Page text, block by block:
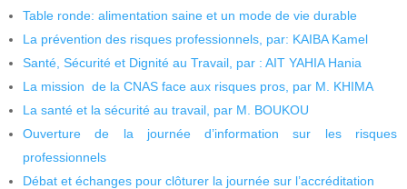
Table ronde: alimentation saine et un mode de vie durable
La prévention des risques professionnels, par: KAIBA Kamel
Santé, Sécurité et Dignité au Travail, par : AIT YAHIA Hania
La mission de la CNAS face aux risques pros, par M. KHIMA
La santé et la sécurité au travail, par M. BOUKOU
Ouverture de la journée d’information sur les risques
professionnels
Débat et échanges pour clôturer la journée sur l’accréditation